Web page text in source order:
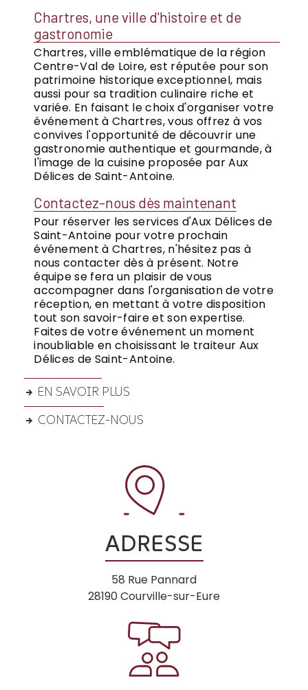
Chartres, une ville d'histoire et de
gastronomie
Chartres, ville emblématique de la région
Centre-Val de Loire, est réputée pour son
patrimoine historique exceptionnel, mais
aussi pour sa tradition culinaire riche et
variée. En faisant le choix d'organiser votre
événement à Chartres, vous offrez à vos
convives l'opportunité de découvrir une
gastronomie authentique et gourmande, à
l'image de la cuisine proposée par Aux
Délices de Saint-Antoine.
Contactez-nous dès maintenant
Pour réserver les services d'Aux Délices de
Saint-Antoine pour votre prochain
événement à Chartres, n'hésitez pas à
nous contacter dès à présent. Notre
équipe se fera un plaisir de vous
accompagner dans l'organisation de votre
réception, en mettant à votre disposition
tout son savoir-faire et son expertise.
Faites de votre événement un moment
inoubliable en choisissant le traiteur Aux
Délices de Saint-Antoine.
EN SAVOIR PLUS
CONTACTEZ-NOUS
ADRESSE
58 Rue Pannard
28190 Courville-sur-Eure